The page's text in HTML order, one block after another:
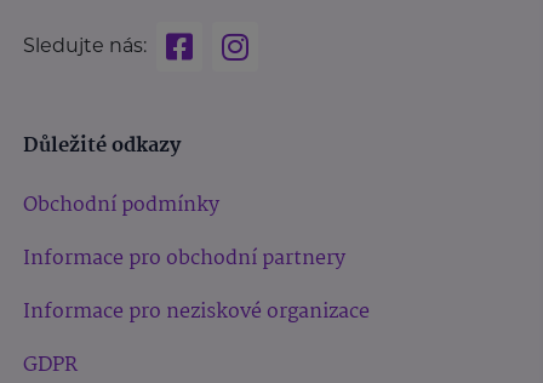
Sledujte nás:
Důležité odkazy
Obchodní podmínky
Informace pro obchodní partnery
Informace pro neziskové organizace
GDPR